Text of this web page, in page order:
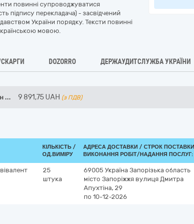
повинні супроводжуватися
підпису перекладача) - засвідчений
України порядку. Тексти повинні
мовою.
DOZORRO ДЕРЖАУДИТСЛУЖБА УКРАЇНИ
... 9 891,75 UAH (з ПДВ)
КІЛЬКІСТЬ /
ОД.ВИМІРУ
АДРЕСА ДОСТАВКИ / СТРОК
ВИКОНАННЯ РОБІТ/НАДАННЯ ПОСЛУГ:
25
штука
69005 Україна Запорізька область
місто Запоріжжя вулиця Дмитра
Апухтіна, 29
по 10-12-2026